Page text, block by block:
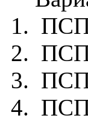
1.
2. ПСП
3.
4.